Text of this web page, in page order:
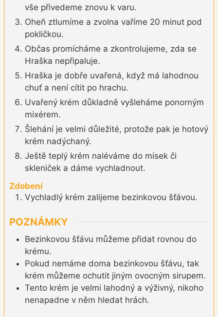
vše přivedeme znovu k varu.
Oheň ztlumíme a zvolna vaříme 20 minut pod
pokličkou.
Občas promícháme a zkontrolujeme, zda se
Hraška nepřipaluje.
Hraška je dobře uvařená, když má lahodnou
chuť a není cítit po hrachu.
Uvařený krém důkladně vyšleháme ponorným
mixérem.
Šlehání je velmi důležité, protože pak je hotový
krém nadýchaný.
Ještě teplý krém naléváme do misek či
skleniček a dáme vychladnout.
Zdobení
Vychladlý krém zalijeme bezinkovou šťávou.
POZNÁMKY
Bezinkovou šťávu můžeme přidat rovnou do
krému.
Pokud nemáme doma bezinkovou šťávu, tak
krém můžeme ochutit jiným ovocným sirupem.
Tento krém je velmi lahodný a výživný, nikoho
nenapadne v něm hledat hrách.